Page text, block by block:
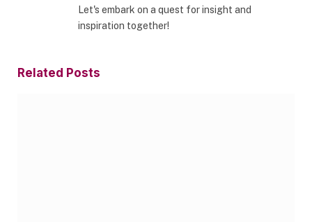
Let's embark on a quest for insight and
inspiration together!
Related Posts